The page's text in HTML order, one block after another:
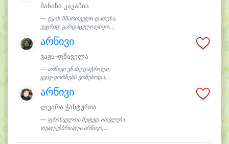
მანანა კაკაჩია
ტყის მმართველი დათუნა,
უეცრად გარდაცვლილიყო,...
არწივი
ვაჟა–ფშაველა
არწივი ვნახე დაჭრილი,
ყვავ-ყორნებს ეომებოდა,...
არწივი
ლუარა ჭანტურია
ფრინველთა მეფედ ითვლება
თვალებბრიალა არწივი,...